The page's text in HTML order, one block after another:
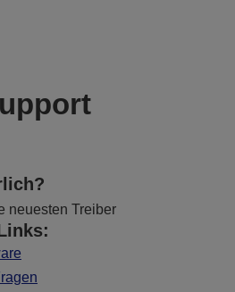
neuesten Treiber